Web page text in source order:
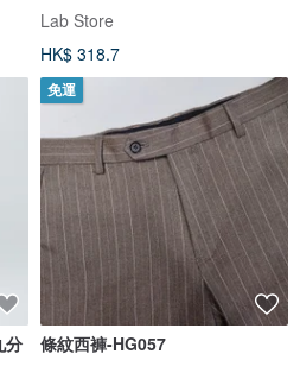
Lab Store
HK$ 318.7
分
免運
條紋西褲-HG057